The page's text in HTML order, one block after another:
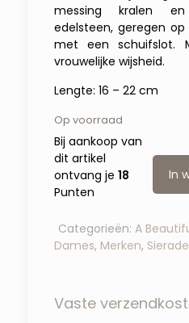
messing kralen
edelsteen, geregen
met een schuifslot.
vrouwelijke wijsheid.
Lengte: 16 – 22 cm
Op voorraad
Bij aankoop van
dit artikel
ontvang je 18
Punten
In
Categorieën: A
Dames, Merken,
Vaste